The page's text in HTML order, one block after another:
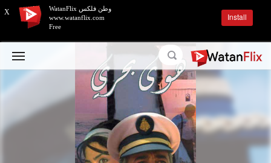
X
وطن فلكس WatanFlix
www.watanflix.com
Free
Install